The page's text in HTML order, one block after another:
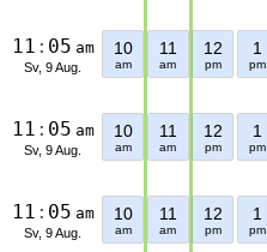
1 1 : 05 am
Sv, 9 Aug.
10
am
11
am
12
pm
1
pm
1 1 : 05 am
Sv, 9 Aug.
10
am
11
am
12
pm
1
pm
1 1 : 05 am
Sv, 9 Aug.
10
am
11
am
12
pm
1
pm